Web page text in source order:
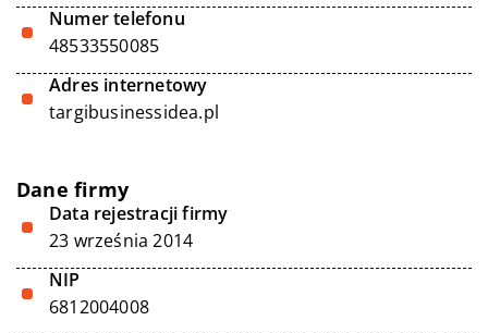
Numer telefonu
48533550085
Adres internetowy
targibusinessidea.pl
Dane firmy
Data rejestracji firmy
23 września 2014
NIP
6812004008